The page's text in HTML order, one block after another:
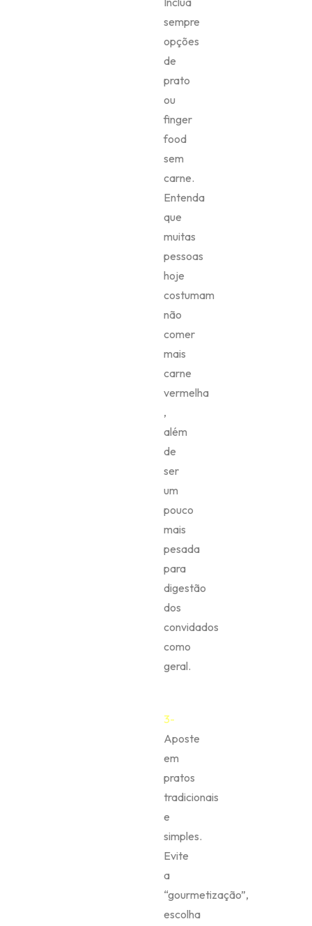
sempre
opções
de
prato
ou
finger
food
sem
carne.
Entenda
que
muitas
pessoas
hoje
costumam
não
comer
mais
carne
vermelha
,
além
de
ser
um
pouco
mais
pesada
para
digestão
dos
convidados
como
geral.
3-
Aposte
em
pratos
tradicionais
e
simples.
Evite
a
“gourmetização”,
escolha